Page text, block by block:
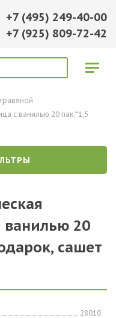
+7 (495) 249-40-00
+7 (925) 809-72-42
травяной
с ванилью 20 пак.*1,5
ванилью 20
сашет
28010